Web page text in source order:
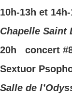
10h-13h et
Chapelle Saint
20h concert
Sextuor
Salle de